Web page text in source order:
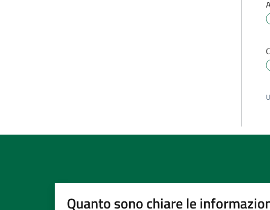
Quanto sono chiare le